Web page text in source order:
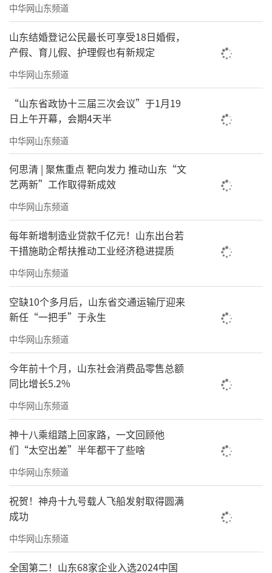
中华网山东频道
山东结婚登记公民最长可享受18日婚假，
产假、育儿假、护理假也有新规定
中华网山东频道
“山东省政协十三届三次会议”于1月19
日上午开幕，会期4天半
中华网山东频道
何思清 | 聚焦重点 靶向发力 推动山东“文
艺两新”工作取得新成效
中华网山东频道
每年新增制造业贷款千亿元！山东出台若
干措施助企帮扶推动工业经济稳进提质
中华网山东频道
空缺10个多月后，山东省交通运输厅迎来
新任“一把手”于永生
中华网山东频道
今年前十个月，山东社会消费品零售总额
同比增长5.2%
中华网山东频道
神十八乘组踏上回家路，一文回顾他
们“太空出差”半年都干了些啥
中华网山东频道
祝贺！神舟十九号载人飞船发射取得圆满
成功
中华网山东频道
全国第二！山东68家企业入选2024中国